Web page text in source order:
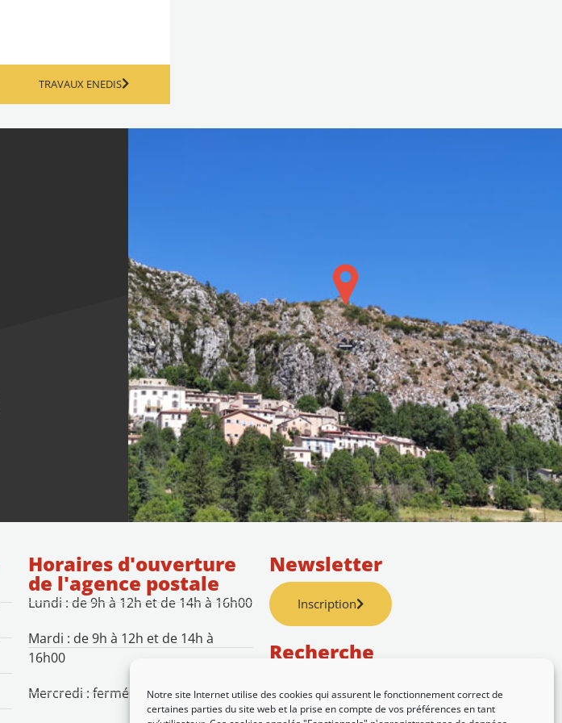
Notre site Internet utilise des cookies qui assurent le fonctionnement correct de
certaines parties du site web et la prise en compte de vos préférences en tant
TRAVAUX ENEDIS
Horaires d'ouverture
de l'agence postale
Lundi : de 9h à 12h et de 14h à 16h00
Mardi : de 9h à 12h et de 14h à
16h00
Mercredi : fermé
Newsletter
Inscription
Recherche